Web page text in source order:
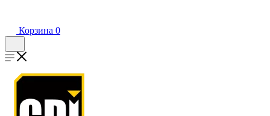
Корзина 0